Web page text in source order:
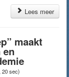
Lees meer
maakt
en
20 sec)